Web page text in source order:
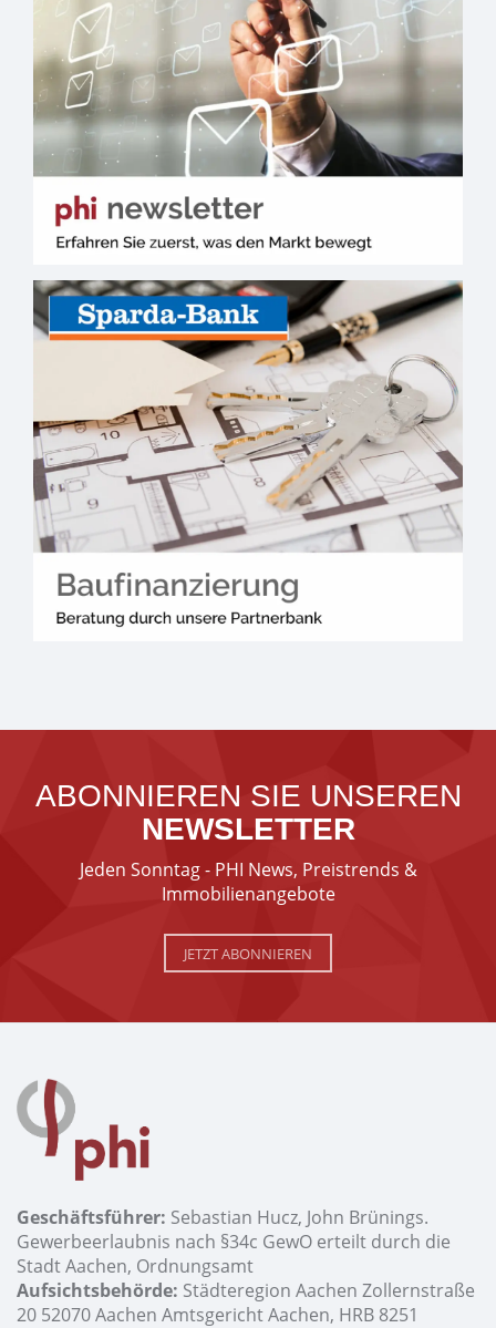
ABONNIEREN SIE UNSEREN
NEWSLETTER
Jeden Sonntag - PHI News, Preistrends &
Immobilienangebote
JETZT ABONNIEREN
Geschäftsführer: Sebastian Hucz, John Brünings.
Gewerbeerlaubnis nach §34c GewO erteilt durch die
Stadt Aachen, Ordnungsamt
Aufsichtsbehörde: Städteregion Aachen Zollernstraße
20 52070 Aachen Amtsgericht Aachen, HRB 8251